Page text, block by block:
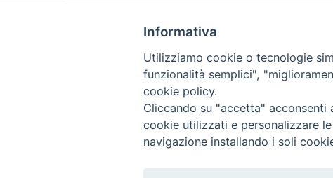
Primo PianoInformativa
Utilizziamo cookie o tecnologie
funzionalità semplici",
cookie policy.
Cliccando su "accetta"
cookie utilizzati e personalizzare
navigazione installando i soli